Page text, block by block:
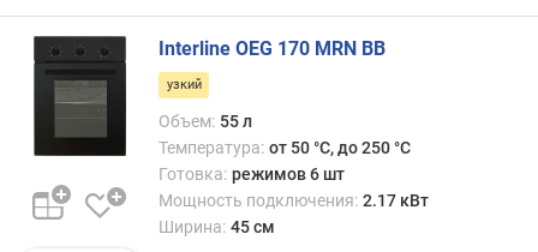
я
в
с
т
в
а
Interline OEG 170 MRN BB
узкий
Объем: 55 л
Температура: от 50 °C, до 250 °C
Готовка: режимов 6 шт
Мощность подключения: 2.17 кВт
Ширина: 45 см